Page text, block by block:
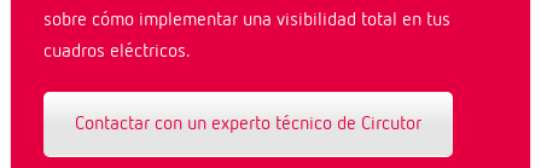
sobre cómo implementar una visibilidad total en tus
cuadros eléctricos.
Contactar con un experto técnico de Circutor